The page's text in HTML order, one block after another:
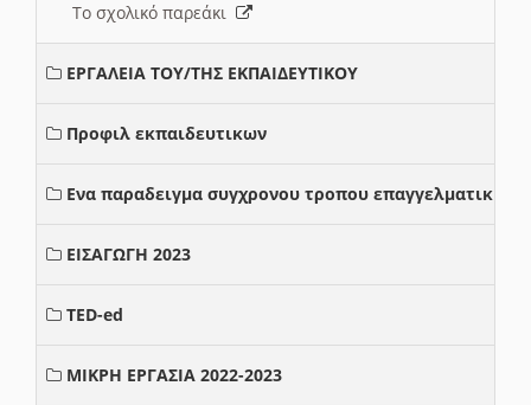
Το σχολικό παρεάκι
ΕΡΓΑΛΕΙΑ ΤΟΥ/ΤΗΣ ΕΚΠΑΙΔΕΥΤΙΚΟΥ
Προφιλ εκπαιδευτικων
Ενα παραδειγμα συγχρονου τροπου επαγγελματικης
ΕΙΣΑΓΩΓΗ 2023
TED-ed
ΜΙΚΡΗ ΕΡΓΑΣΙΑ 2022-2023